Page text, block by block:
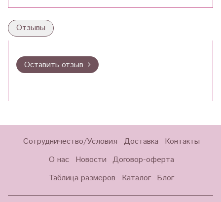
Отзывы
Оставить отзыв
Сотрудничество/Условия Доставка
Контакты
О нас
Новости Договор-оферта
Таблица размеров
Каталог Блог